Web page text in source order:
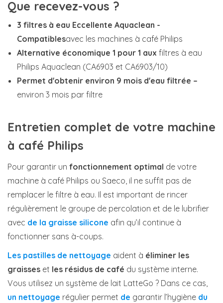
Que recevez-vous ?
3 filtres à eau Eccellente Aquaclean -
Compatiblesavec les machines à café Philips
Alternative économique 1 pour 1 auxfiltres à eau
Philips Aquaclean (CA6903 et CA6903/10)
Permet d'obtenir environ 9 mois d'eau filtrée –
environ 3 mois par filtre
Entretien complet de votre machine
à café Philips
Pour garantir un fonctionnement optimal de votre
machine à café Philips ou Saeco, il ne suffit pas de
remplacer le filtre à eau. Il est important de rincer
régulièrement le groupe de percolation et de le lubrifier
avec de la graisse silicone afin qu’il continue à
fonctionner sans à-coups.
Les pastilles de nettoyage aident à éliminer les
graisses et les résidus de café du système interne.
Vous utilisez un système de lait LatteGo ? Dans ce cas,
un nettoyage régulier permet de garantir l’hygiène du